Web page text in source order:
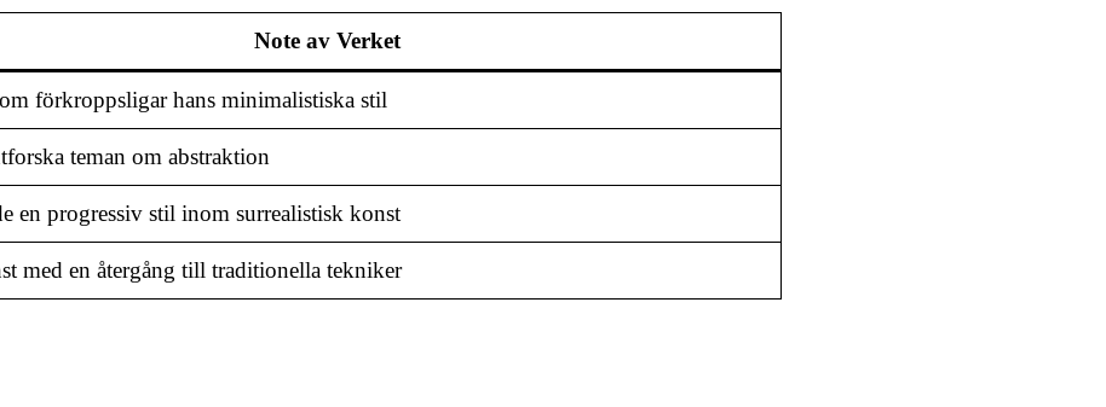
Note av Verket
förkroppsligar hans minimalistiska stil
teman om abstraktion
en progressiv stil inom surrealistisk konst
med en återgång till traditionella tekniker